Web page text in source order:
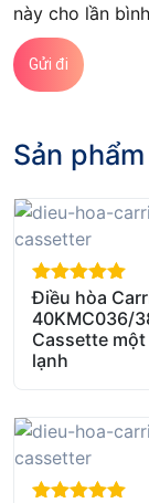
này cho lần
Sản
out of 5
Điều hòa
40KMC036/
Cassette
lạnh